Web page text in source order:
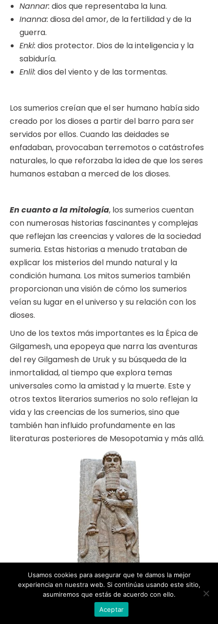
Nannar: dios que representaba la luna.
Inanna: diosa del amor, de la fertilidad y de la
guerra.
Enki: dios protector. Dios de la inteligencia y la
sabiduría.
Enlil: dios del viento y de las tormentas.
Los sumerios creían que el ser humano había sido
creado por los dioses a partir del barro para ser
servidos por ellos. Cuando las deidades se
enfadaban, provocaban terremotos o catástrofes
naturales, lo que reforzaba la idea de que los seres
humanos estaban a merced de los dioses.
En cuanto a la mitología, los sumerios cuentan
con numerosas historias fascinantes y complejas
que reflejan las creencias y valores de la sociedad
sumeria. Estas historias a menudo trataban de
explicar los misterios del mundo natural y la
condición humana. Los mitos sumerios también
proporcionan una visión de cómo los sumerios
veían su lugar en el universo y su relación con los
dioses.
Uno de los textos más importantes es la Épica de
Gilgamesh, una epopeya que narra las aventuras
del rey Gilgamesh de Uruk y su búsqueda de la
inmortalidad, al tiempo que explora temas
universales como la amistad y la muerte. Este y
otros textos literarios sumerios no solo reflejan la
vida y las creencias de los sumerios, sino que
también han influido profundamente en las
literaturas posteriores de Mesopotamia y más allá.
Usamos cookies para asegurar que te damos la mejor
experiencia en nuestra web. Si continúas usando este sitio,
asumiremos que estás de acuerdo con ello.
Aceptar